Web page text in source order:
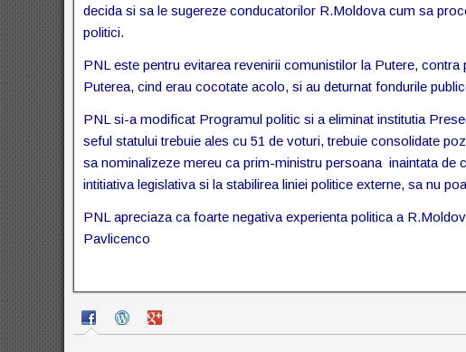
decida si sa le sugereze conducatorilor R.Moldova cum sa
politici.
PNL este pentru evitarea revenirii comunistilor la Putere,
Puterea, cind erau cocotate acolo, si au deturnat fondurile
PNL si-a modificat Programul politic si a eliminat institutia
seful statului trebuie ales cu 51 de voturi, trebuie consolidate
sa nominalizeze mereu ca prim-ministru persoana inaintata de
intitiativa legislativa si la stabilirea liniei politice externe, sa nu
PNL apreciaza ca foarte negativa experienta politica a
Pavlicenco